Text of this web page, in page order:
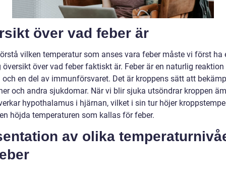
över vad feber är
vilken temperatur som anses vara feber måste vi först ha
översikt över vad feber faktiskt är. Feber är en naturlig
och en del av immunförsvaret. Det är kroppens sätt att
och andra sjukdomar. När vi blir sjuka utsöndrar kroppen
hypothalamus i hjärnan, vilket i sin tur höjer
höjda temperaturen som kallas för feber.
av olika